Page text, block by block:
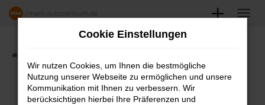
Zum
FAHRZEUGSHOWROOM
Cookie Einstellungen
Wir nutzen Cookies, um Ihnen die bestmögliche
Nutzung unserer Webseite zu ermöglichen und unsere
Kommunikation mit Ihnen zu verbessern. Wir
berücksichtigen hierbei Ihre Präferenzen und